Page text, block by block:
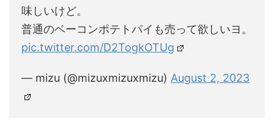
味しいけど。
普通のベーコンポテトパイも売って欲しいヨ。
pic.twitter.com/D2TogkOTUg
— mizu (@mizuxmizuxmizu) August 2, 2023